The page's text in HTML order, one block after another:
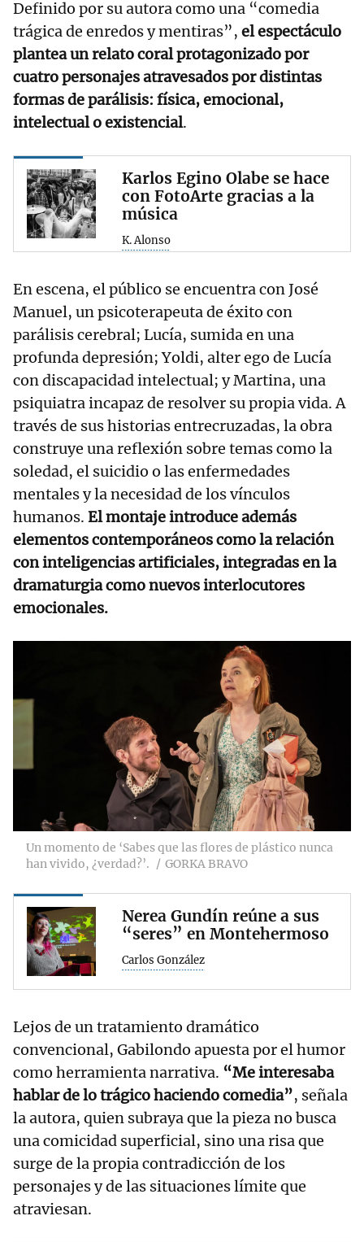
Definido por su autora como una “comedia
trágica de enredos y mentiras”, el espectáculo
plantea un relato coral protagonizado por
cuatro personajes atravesados por distintas
formas de parálisis: física, emocional,
intelectual o existencial.
Karlos Egino Olabe se hace
con FotoArte gracias a la
música
K. Alonso
En escena, el público se encuentra con José
Manuel, un psicoterapeuta de éxito con
parálisis cerebral; Lucía, sumida en una
profunda depresión; Yoldi, alter ego de Lucía
con discapacidad intelectual; y Martina, una
psiquiatra incapaz de resolver su propia vida. A
través de sus historias entrecruzadas, la obra
construye una reflexión sobre temas como la
soledad, el suicidio o las enfermedades
mentales y la necesidad de los vínculos
humanos. El montaje introduce además
elementos contemporáneos como la relación
con inteligencias artificiales, integradas en la
dramaturgia como nuevos interlocutores
emocionales.
Un momento de ‘Sabes que las flores de plástico nunca
han vivido, ¿verdad?’.
GORKA BRAVO
Nerea Gundín reúne a sus
“seres” en Montehermoso
Carlos González
Lejos de un tratamiento dramático
convencional, Gabilondo apuesta por el humor
como herramienta narrativa. “Me interesaba
hablar de lo trágico haciendo comedia”, señala
la autora, quien subraya que la pieza no busca
una comicidad superficial, sino una risa que
surge de la propia contradicción de los
personajes y de las situaciones límite que
atraviesan.